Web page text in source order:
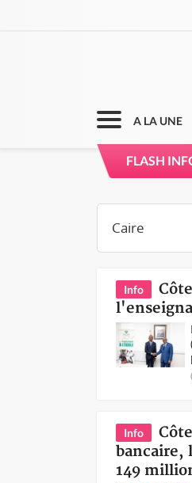
A LA UNE
FLASH
Info
Info
bancaire,
149